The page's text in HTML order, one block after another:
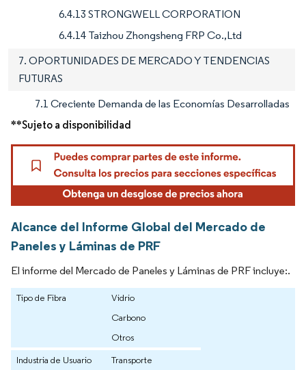
6.4.13 STRONGWELL CORPORATION
6.4.14 Taizhou Zhongsheng FRP Co.,Ltd
7. OPORTUNIDADES DE MERCADO Y TENDENCIAS
FUTURAS
7.1 Creciente Demanda de las Economías Desarrolladas
**Sujeto a disponibilidad
Alcance del Informe Global del Mercado de
Paneles y Láminas de PRF
El informe del Mercado de Paneles y Láminas de PRF incluye:.
Tipo de Fibra
Vidrio
Carbono
Otros
Industria de Usuario
Transporte